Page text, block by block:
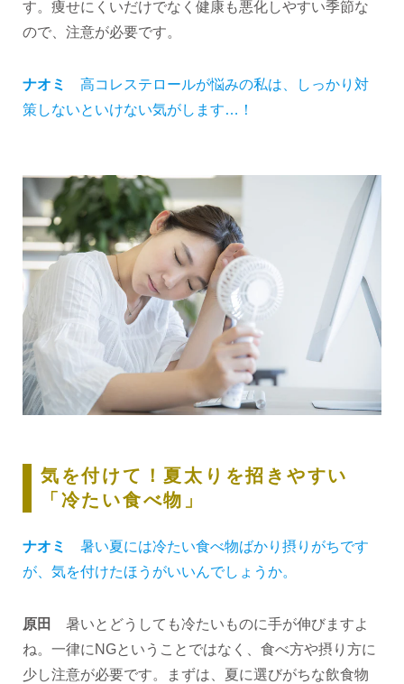
す。痩せにくいだけでなく健康も悪化しやすい季節な
ので、注意が必要です。
ナオミ
高コレステロールが悩みの私は、しっかり対
策しないといけない気がします…！
気を付けて！夏太りを招きやすい
「冷たい食べ物」
ナオミ
暑い夏には冷たい食べ物ばかり摂りがちです
が、気を付けたほうがいいんでしょうか。
原田
暑いとどうしても冷たいものに手が伸びますよ
ね。一律にNGということではなく、食べ方や摂り方に
少し注意が必要です。まずは、夏に選びがちな飲食物